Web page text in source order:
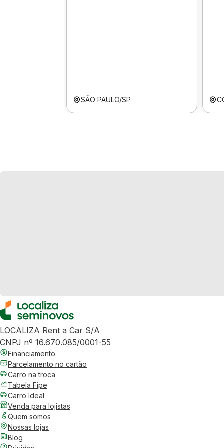
SÃO PAULO/SP
LOCALIZA Rent a Car S/A
CNPJ nº 16.670.085/0001-55
Financiamento
Parcelamento no cartão
Carro na troca
Tabela Fipe
Carro Ideal
Venda para lojistas
Quem somos
Nossas lojas
Blog